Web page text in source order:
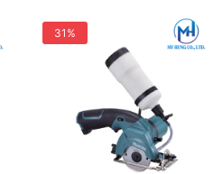
31%